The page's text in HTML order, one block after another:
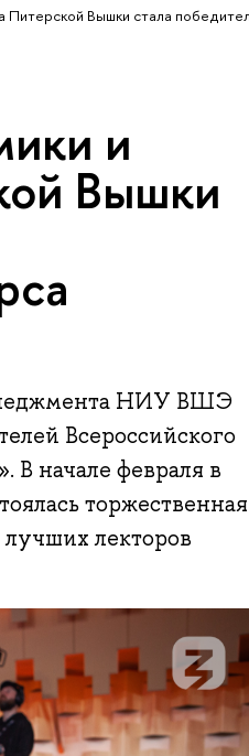
Вышки стала
и
Вышки
НИУ ВШЭ
Всероссийского
В начале февраля в
торжественная
лекторов